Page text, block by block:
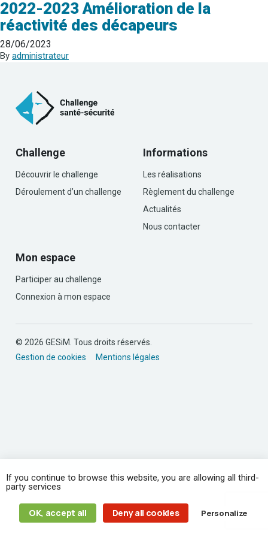
2022-2023 Amélioration de la
réactivité des décapeurs
28/06/2023
By administrateur
Challenge
Découvrir le challenge
Déroulement d’un challenge
Informations
Les réalisations
Règlement du challenge
Actualités
Nous contacter
Mon espace
Participer au challenge
Connexion à mon espace
© 2026 GESiM. Tous droits réservés.
Gestion de cookies
Mentions légales
If you continue to browse this website, you are allowing all third-
party services
OK, accept all Deny all cookies Personalize